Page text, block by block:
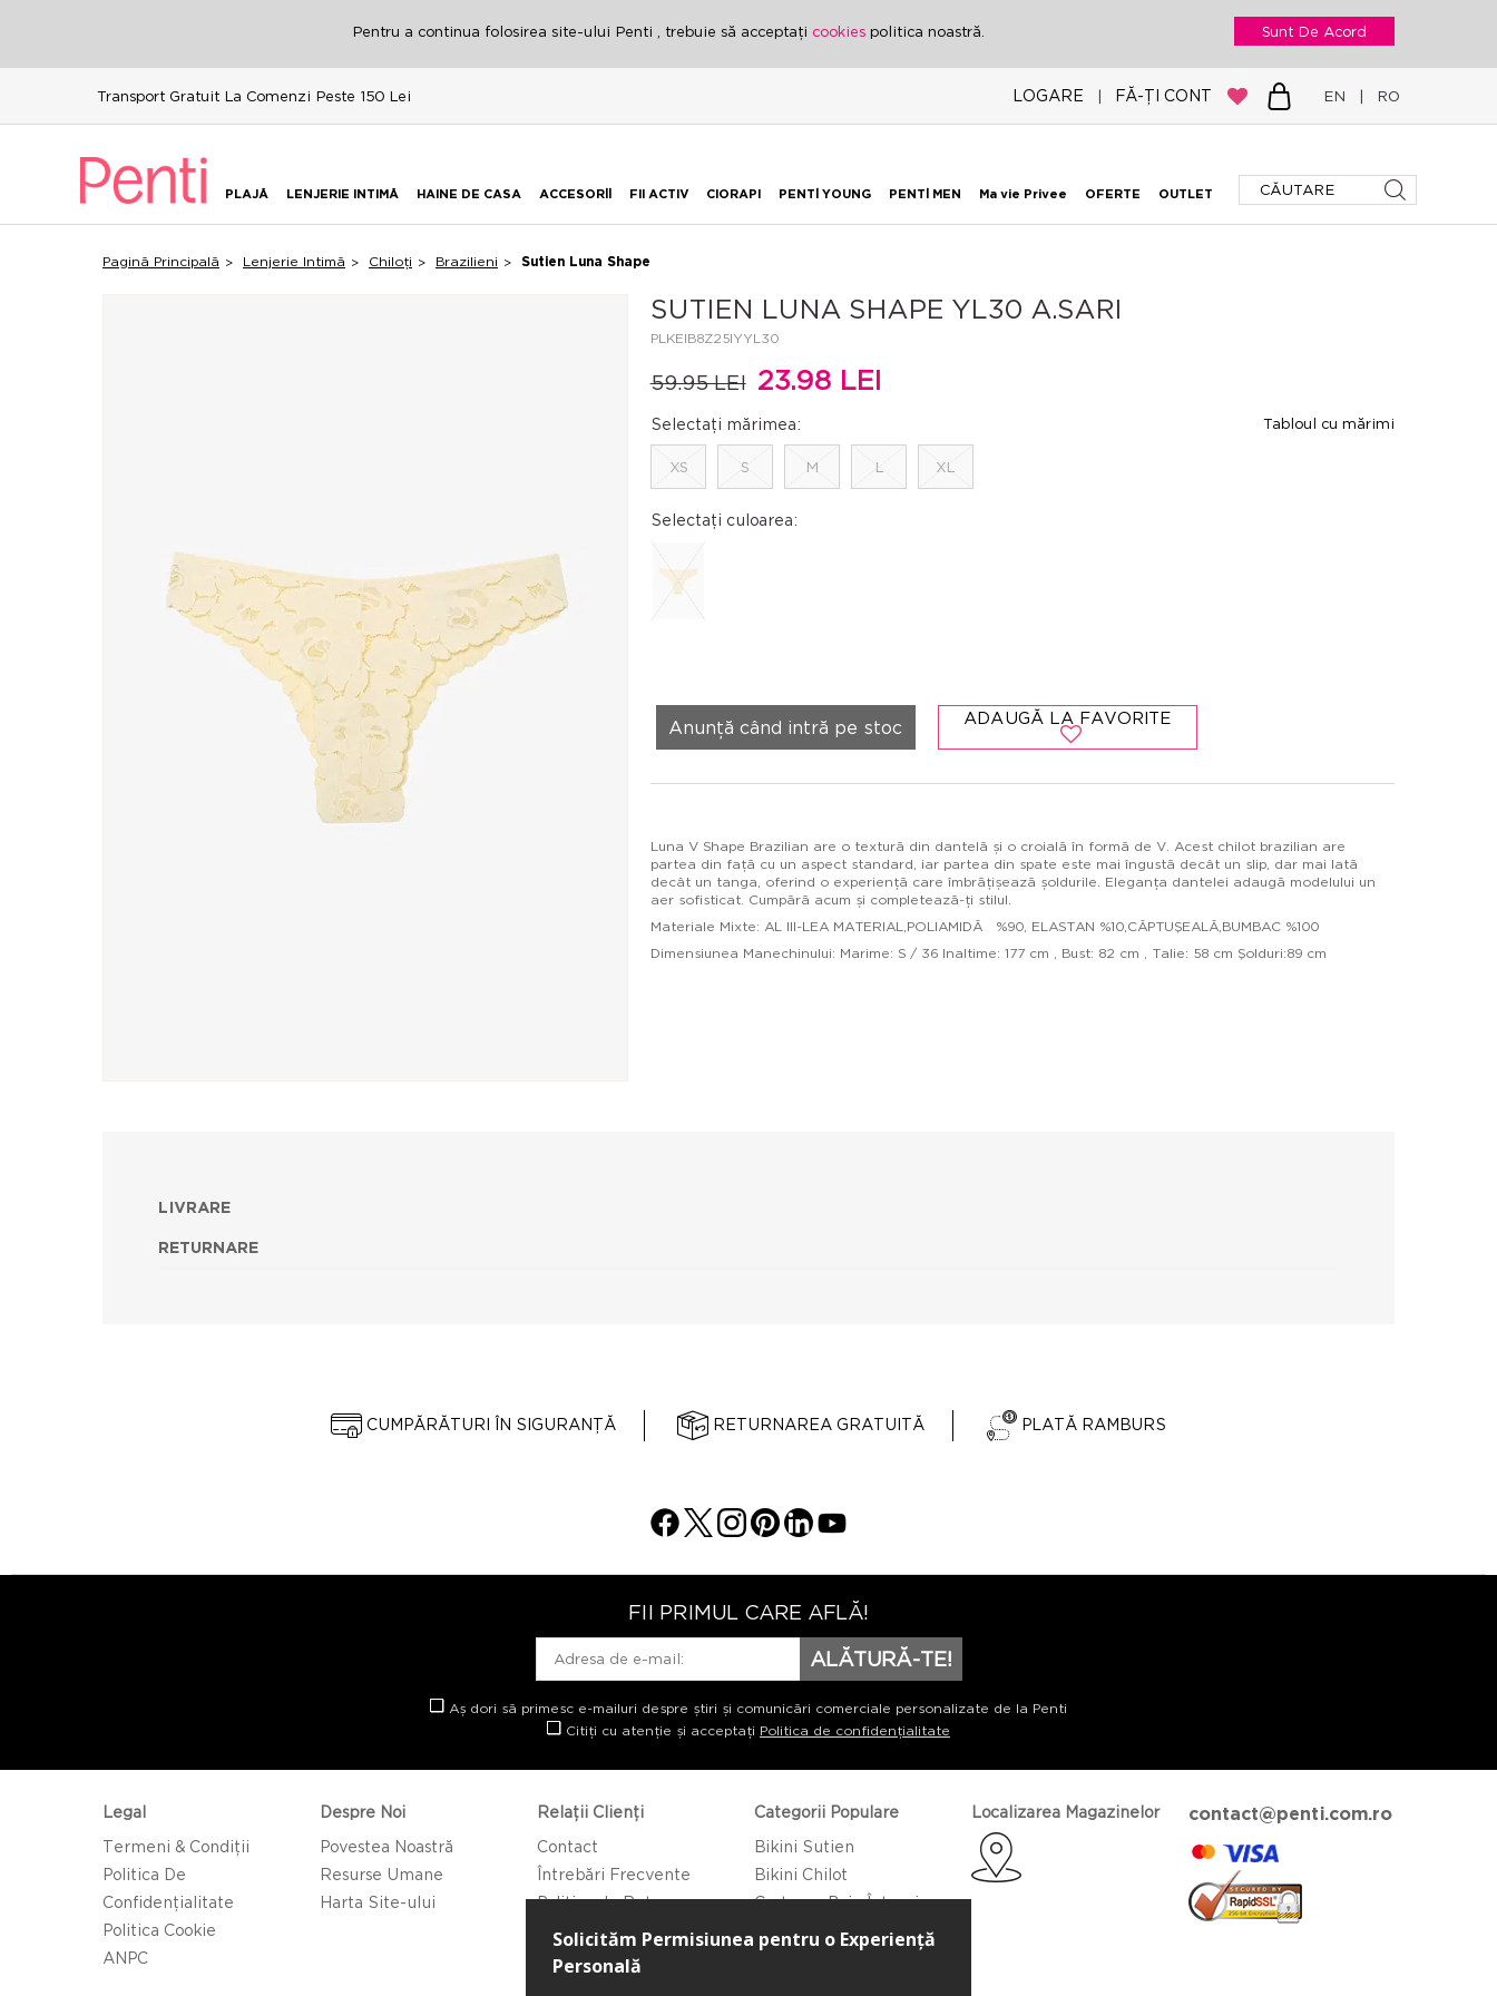
Pentru a continua folosirea site-ului Penti , trebuie să acceptați cookies politica noastră. Sunt De Acord
Transport Gratuit La Comenzi Peste 150 Lei LOGARE | FĂ-ȚI CONT EN | RO
PLAJĂ LENJERIE INTIMĂ HAINE DE CASA ACCESORİİ FII ACTIV CIORAPI PENTİ YOUNG PENTİ MEN Ma vie Privee OFERTE OUTLET
Pagină Principală Lenjerie Intimă Chiloți Brazilieni Sutien Luna Shape
SUTIEN LUNA SHAPE YL30 A.SARI
PLKEIB8Z25IYYL30
59.95 LEI 23.98 LEI
Selectați mărimea: Tabloul cu mărimi
XS S M L XL
Selectați culoarea:
Anunță când intră pe stoc ADAUGĂ LA FAVORITE
Luna V Shape Brazilian are o textură din dantelă și o croială în formă de V. Acest chilot brazilian are
partea din față cu un aspect standard, iar partea din spate este mai îngustă decât un slip, dar mai lată
decât un tanga, oferind o experiență care îmbrățișează șoldurile. Eleganța dantelei adaugă modelului un
aer sofisticat. Cumpără acum și completează-ți stilul.
Materiale Mixte: AL III-LEA MATERIAL,POLIAMIDĂ %90, ELASTAN %10,CĂPTUŞEALĂ,BUMBAC %100
Dimensiunea Manechinului: Marime: S / 36 Inaltime: 177 cm , Bust: 82 cm , Talie: 58 cm Şolduri:89 cm
LIVRARE
RETURNARE
CUMPĂRĂTURI ÎN SIGURANȚĂ RETURNAREA GRATUITĂ PLATĂ RAMBURS
FII PRIMUL CARE AFLĂ!
ALĂTURĂ-TE!
Aș dori să primesc e-mailuri despre știri și comunicări comerciale personalizate de la Penti
Citiți cu atenție și acceptați Politica de confidențialitate
Legal
Termeni & Condiții
Politica De
Confidențialitate
Politica Cookie
ANPC
Despre Noi
Povestea Noastră
Resurse Umane
Harta Site-ului
Relații Clienți
Contact
Întrebări Frecvente
Politica de Returnare
Categorii Populare
Bikini Sutien
Bikini Chilot
Costume Baie Întregi
Caftan/Pareo
Localizarea Magazinelor contact@penti.com.ro